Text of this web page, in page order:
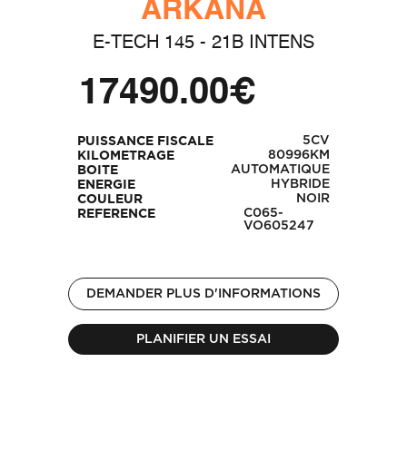
ARKANA
E-TECH 145 - 21B INTENS
17490.00€
PUISSANCE FISCALE 5CV
KILOMETRAGE 80996KM
BOITE AUTOMATIQUE
ENERGIE HYBRIDE
COULEUR NOIR
REFERENCE
C065-
VO605247
DEMANDER PLUS D'INFORMATIONS
PLANIFIER UN ESSAI